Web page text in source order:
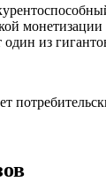
один из